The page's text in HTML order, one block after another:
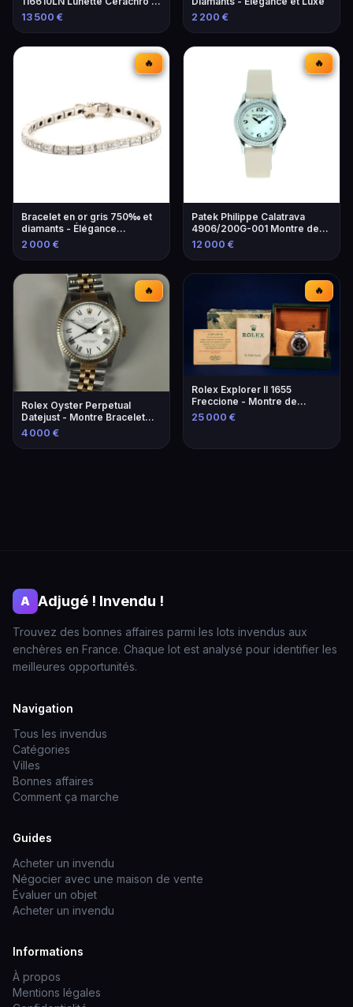
Montre de Luxe
13 500 €
2 200 €
🔥
Bracelet en or gris 750‰ et
diamants - Élégance
intemporelle
2 000 €
🔥
Patek Philippe Calatrava
4906/200G-001 Montre de
Luxe
12 000 €
🔥
Rolex Oyster Perpetual
Datejust - Montre Bracelet
Luxe
4 000 €
🔥
Rolex Explorer II 1655
Freccione - Montre de
collection rare
25 000 €
A Adjugé ! Invendu !
Trouvez des bonnes affaires parmi les lots invendus aux
enchères en France. Chaque lot est analysé pour identifier les
meilleures opportunités.
Navigation
Tous les invendus
Catégories
Villes
Bonnes affaires
Comment ça marche
Guides
Acheter un invendu
Négocier avec une maison de vente
Évaluer un objet
Acheter un invendu
Informations
À propos
Mentions légales